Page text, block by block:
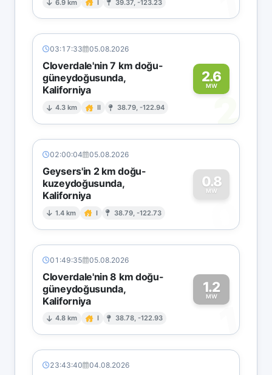
6.9 km I 39.37, -123.23
03:17:33 05.08.2026
Cloverdale'nin 7 km doğu-
güneydoğusunda,
Kaliforniya
4.3 km II 38.79, -122.94
2.6
MW
2
02:00:04 05.08.2026
Geysers'in 2 km doğu-
kuzeydoğusunda,
Kaliforniya
1.4 km I 38.79, -122.73
0.8
MW
0
01:49:35 05.08.2026
Cloverdale'nin 8 km doğu-
güneydoğusunda,
Kaliforniya
4.8 km I 38.78, -122.93
1.2
MW
1
23:43:40 04.08.2026